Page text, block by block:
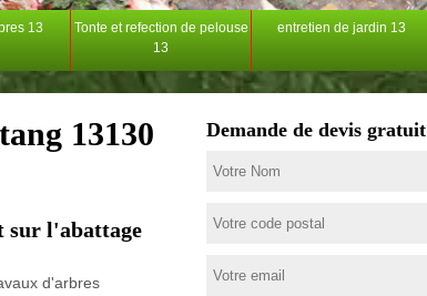
13
Tonte et refection de pelouse
13
entretien de jardin 13
13130
sur l'abattage
d'arbres
Demande de devis gratuit